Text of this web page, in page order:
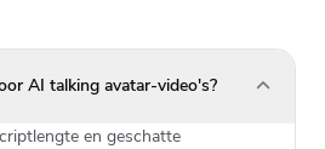
AI talking avatar-video's?
en geschatte